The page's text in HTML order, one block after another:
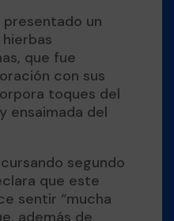
presentado un
hierbas
que fue
con sus
toques del
ensaimada del
segundo
que este
sentir “mucha